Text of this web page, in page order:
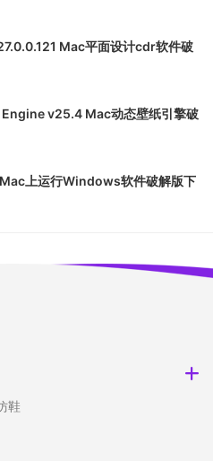
Mac平面设计cdr软件破
v25.4 Mac动态壁纸引擎破
上运行Windows软件破解版下
鞋